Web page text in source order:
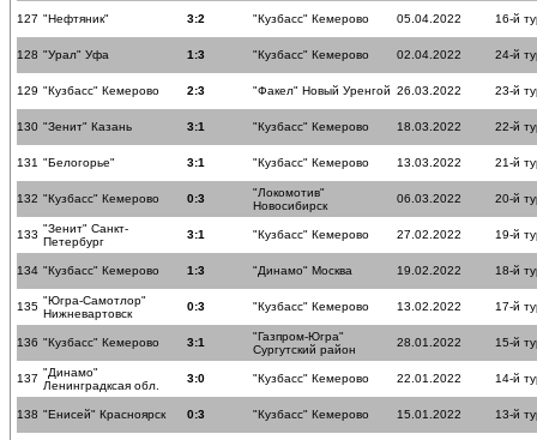
127 "Нефтяник" 3:2 "Кузбасс" Кемерово 05.04.2022 16-й
128 "Урал" Уфа 1:3 "Кузбасс" Кемерово 02.04.2022 24-й
129 "Кузбасс" Кемерово 2:3 "Факел" Новый Уренгой 26.03.2022 23-й
130 "Зенит" Казань 3:1 "Кузбасс" Кемерово 18.03.2022 22-й
131 "Белогорье" 3:1 "Кузбасс" Кемерово 13.03.2022 21-й
132 "Кузбасс" Кемерово 0:3
"Локомотив"
Новосибирск
06.03.2022 20-й
133 "Зенит" Санкт-
Петербург
3:1 "Кузбасс" Кемерово 27.02.2022 19-й
134 "Кузбасс" Кемерово 1:3 "Динамо" Москва 19.02.2022 18-й
135 "Югра-Самотлор"
Нижневартовск
0:3 "Кузбасс" Кемерово 13.02.2022 17-й
136 "Кузбасс" Кемерово 3:1
"Газпром-Югра"
Сургутский район
28.01.2022 15-й
137 "Динамо"
Ленинградксая обл.
3:0 "Кузбасс" Кемерово 22.01.2022 14-й
138 "Енисей" Красноярск 0:3 "Кузбасс" Кемерово 15.01.2022 13-й